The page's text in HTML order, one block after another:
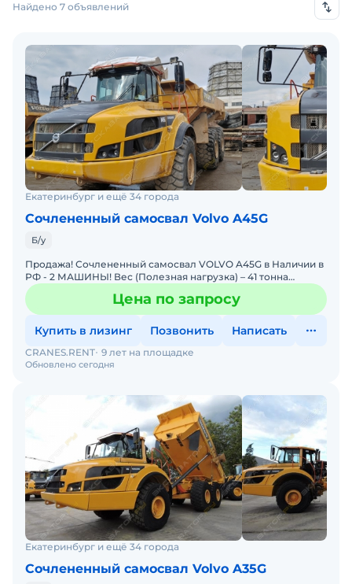
Найдено 7 объявлений
Екатеринбург и ещё 34 города
Сочлененный самосвал Volvo A45G
Б/у
Продажа! Сочлененный самосвал VOLVO A45G в Наличии в
РФ - 2 МАШИНЫ! Вес (Полезная нагрузка) – 41 тонна
Загрузка по SAE с шапкой 2:1: - 25,1 м Полная масса -
Цена по запросу
Купить в лизинг Позвонить Написать
Обновлено сегодня
CRANES.RENT 9 лет на площадке
Екатеринбург и ещё 34 города
Сочлененный самосвал Volvo A35G